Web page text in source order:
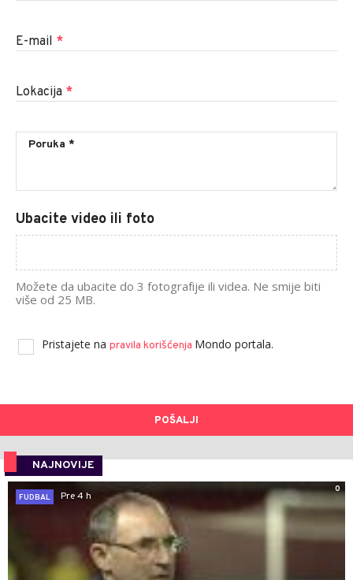
E-mail *
Lokacija *
Ubacite video ili foto
Možete da ubacite do 3 fotografije ili videa. Ne smije biti
više od 25 MB.
Pristajete na pravila korišćenja Mondo portala.
POŠALJI
NAJNOVIJE
0
FUDBAL
Pre 4 h